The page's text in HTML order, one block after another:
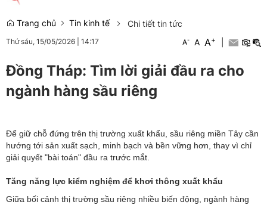
Trang chủ Tin kinh tế Chi tiết tin tức
Thứ sáu, 15/05/2026 14:17 A- A A+
Đồng Tháp: Tìm lời giải đầu ra cho
ngành hàng sầu riêng
Để giữ chỗ đứng trên thị trường xuất khẩu, sầu riêng miền Tây cần
hướng tới sản xuất sạch, minh bạch và bền vững hơn, thay vì chỉ
giải quyết "bài toán" đầu ra trước mắt.
Tăng năng lực kiểm nghiệm để khơi thông xuất khẩu
Giữa bối cảnh thị trường sầu riêng nhiều biến động, ngành hàng